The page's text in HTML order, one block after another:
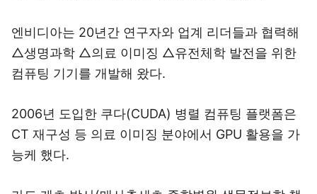
엔비디아는 20년간 연구자와 업계 리더들과 협력해
△생명과학 △의료 이미징 △유전체학 발전을 위한
컴퓨팅 기기를 개발해 왔다.
2006년 도입한 쿠다(CUDA) 병렬 컴퓨팅 플랫폼은
CT 재구성 등 의료 이미징 분야에서 GPU 활용을 가
능케 했다.